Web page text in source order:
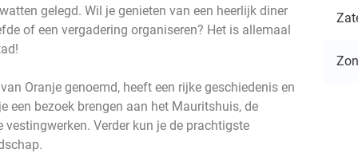
gelegd. Wil je genieten van een heerlijk diner
of een vergadering organiseren? Het is allemaal
Oranje genoemd, heeft een rijke geschiedenis en
een bezoek brengen aan het Mauritshuis, de
vestingwerken. Verder kun je de prachtigste